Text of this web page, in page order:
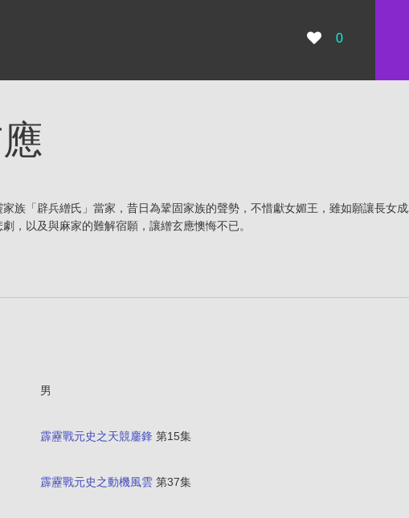
瀏覽數：
0
族「辟兵繒氏」當家，昔日為鞏固家族的聲勢，不惜獻女媚王，雖如願讓長女
，以及與麻家的難解宿願，讓繒玄應懊悔不已。
男
霹靂戰元史之天競鏖鋒 第15集
霹靂戰元史之動機風雲第37集